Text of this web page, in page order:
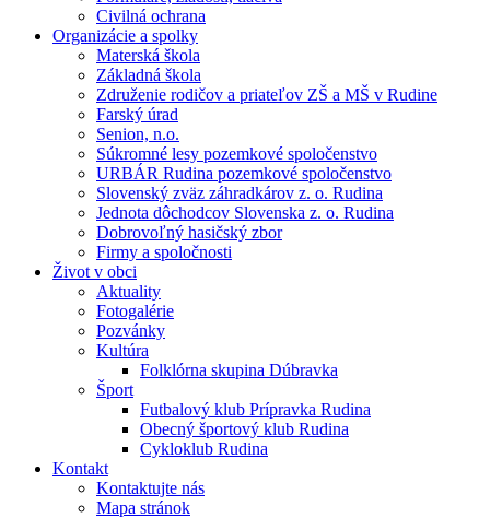
Civilná ochrana
Organizácie a spolky
Materská škola
Základná škola
Združenie rodičov a priateľov ZŠ a MŠ v Rudine
Farský úrad
Senion, n.o.
Súkromné lesy pozemkové spoločenstvo
URBÁR Rudina pozemkové spoločenstvo
Slovenský zväz záhradkárov z. o. Rudina
Jednota dôchodcov Slovenska z. o. Rudina
Dobrovoľný hasičský zbor
Firmy a spoločnosti
Život v obci
Aktuality
Fotogalérie
Pozvánky
Kultúra
Folklórna skupina Dúbravka
Šport
Futbalový klub Prípravka Rudina
Obecný športový klub Rudina
Cykloklub Rudina
Kontakt
Kontaktujte nás
Mapa stránok